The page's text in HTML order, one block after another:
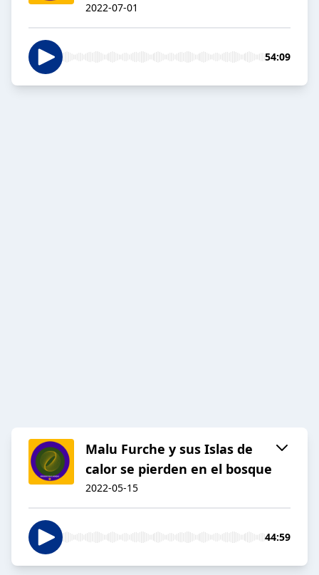
2022-07-01
54:09
Malu Furche y sus Islas de
calor se pierden en el bosque
2022-05-15
44:59